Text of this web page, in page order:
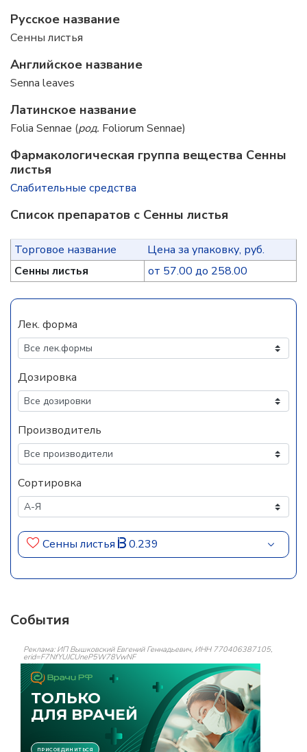
Русское название
Сенны листья
Английское название
Senna leaves
Латинское название
Folia Sennae (род. Foliorum Sennae)
Фармакологическая группа вещества Сенны
листья
Слабительные средства
Список препаратов с Сенны листья
Торговое название
Цена за упаковку, руб.
Сенны листья
от 57.00 до 258.00
Лек. форма
Дозировка
Производитель
Сортировка
Сенны листья 0.239
События
Реклама: ИП Вышковский Евгений Геннадьевич, ИНН 770406387105,
erid=F7NfYUJCUneP5W78VwNF